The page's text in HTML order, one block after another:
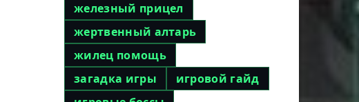
железный прицел
жертвенный алтарь
жилец помощь
загадка игры
игровой гайд